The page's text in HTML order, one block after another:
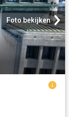
Foto bekijken